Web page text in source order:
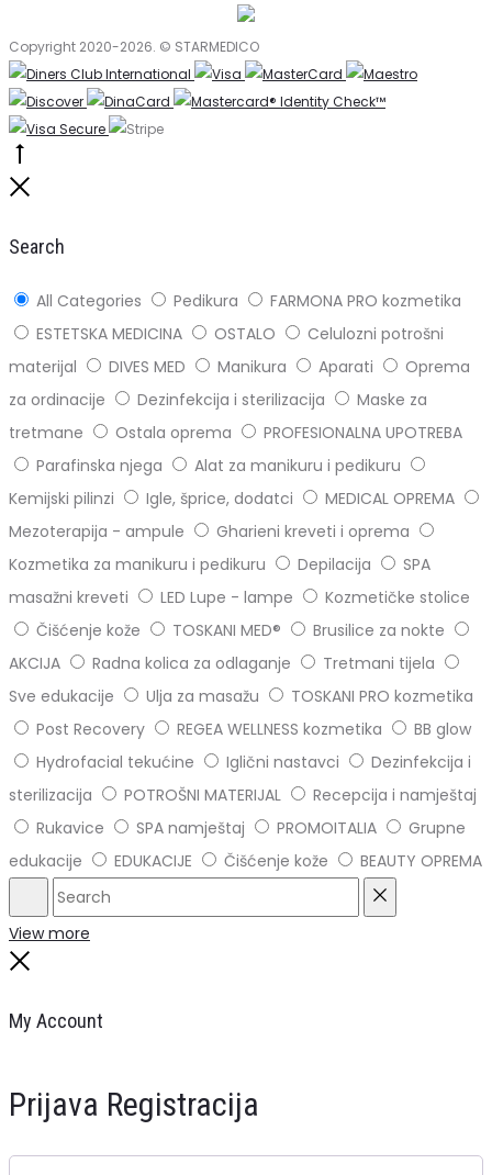
Copyright 2020-2026. © STARMEDICO
Search
All Categories Pedikura
FARMONA PRO kozmetika
ESTETSKA MEDICINA
OSTALO
Celulozni potrošni
materijal
DIVES MED Manikura Aparati
Oprema
za ordinacije
Dezinfekcija i sterilizacija
Maske za
tretmane
Ostala oprema
PROFESIONALNA UPOTREBA
Parafinska njega
Alat za manikuru i pedikuru
Kemijski pilinzi
Igle, šprice, dodatci
MEDICAL OPREMA
Mezoterapija - ampule
Gharieni kreveti i oprema
Kozmetika za manikuru i pedikuru
Depilacija
SPA
masažni kreveti
LED Lupe - lampe
Kozmetičke stolice
Čišćenje kože
TOSKANI MED®️
Brusilice za nokte
AKCIJA
Radna kolica za odlaganje
Tretmani tijela
Sve edukacije
Ulja za masažu
TOSKANI PRO kozmetika
Post Recovery
REGEA WELLNESS kozmetika
BB glow
Hydrofacial tekućine
Iglični nastavci
Dezinfekcija i
sterilizacija
POTROŠNI MATERIJAL
Recepcija i namještaj
Rukavice
SPA namještaj PROMOITALIA
Grupne
edukacije
EDUKACIJE Čišćenje kože BEAUTY OPREMA
Search
View more
My Account
Prijava Registracija